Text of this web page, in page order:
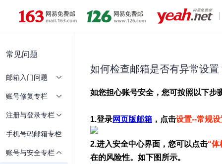
常见问题
邮箱入门问题
账号修复专栏
注册与登录专栏
手机号码邮箱专栏
账号与安全专栏
如何检查邮箱是否有异常设置